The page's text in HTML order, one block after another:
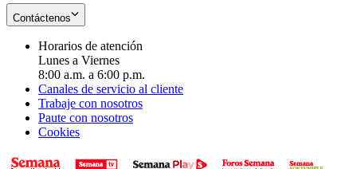
Contáctenos
Horarios de atención
Lunes a Viernes
8:00 a.m. a 6:00 p.m.
Canales de servicio al cliente
Trabaje con nosotros
Paute con nosotros
Cookies